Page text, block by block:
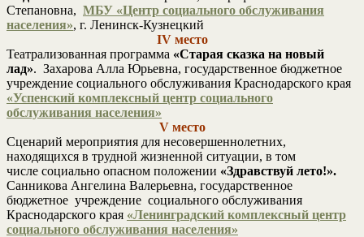
Степановна, МБУ «Центр социального обслуживания
населения», г. Ленинск-Кузнецкий
IV место
Театрализованная программа «Старая сказка на новый
лад». Захарова Алла Юрьевна, государственное бюджетное
учреждение социального обслуживания Краснодарского края
«Успенский комплексный центр социального
обслуживания населения»
V место
Сценарий мероприятия для несовершеннолетних,
находящихся в трудной жизненной ситуации, в том
числе социально опасном положении «Здравствуй лето!».
Санникова Ангелина Валерьевна, государственное
бюджетное учреждение социального обслуживания
Краснодарского края «Ленинградский комплексный центр
социального обслуживания населения»